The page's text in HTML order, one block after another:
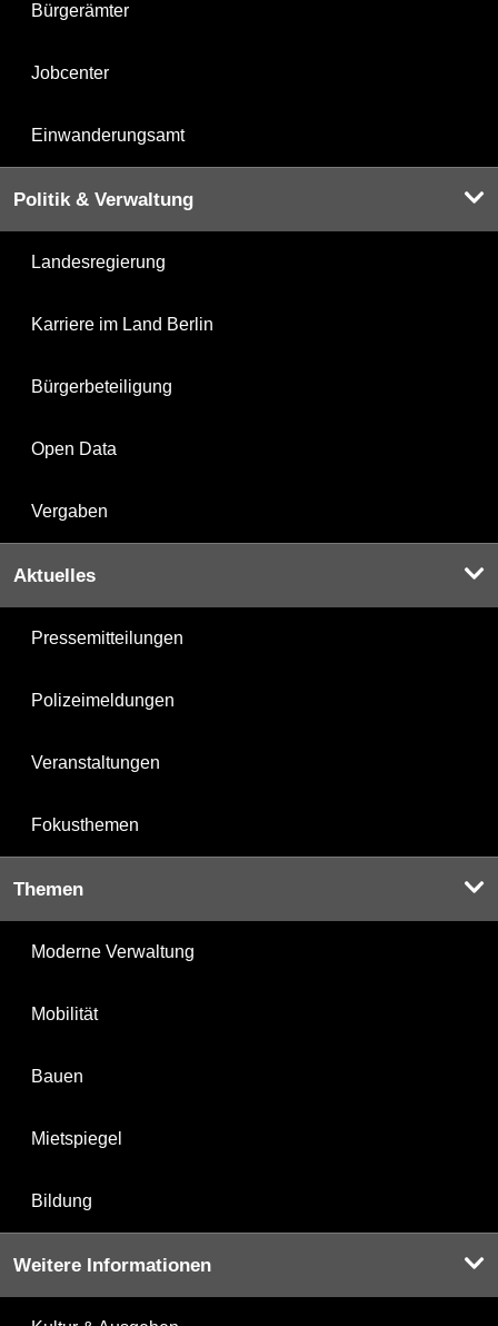
Bürgerämter
Jobcenter
Einwanderungsamt
Politik & Verwaltung
Landesregierung
Karriere im Land Berlin
Bürgerbeteiligung
Open Data
Vergaben
Aktuelles
Pressemitteilungen
Polizeimeldungen
Veranstaltungen
Fokusthemen
Themen
Moderne Verwaltung
Mobilität
Bauen
Mietspiegel
Bildung
Weitere Informationen